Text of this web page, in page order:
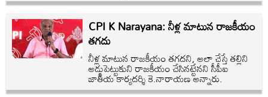
CPI K Narayana: నీళ్ల మాటున రాజకీయం
తగదు
నీళ్ల మాటున రాజకీయం తగదని, అలా చేస్తే తల్లిని
అడ్డుపెట్టుకుని రాజకీయం చేసినట్టేనని సీపీఐ
జాతీయ కార్యదర్శి కె.నారాయణ అన్నారు.